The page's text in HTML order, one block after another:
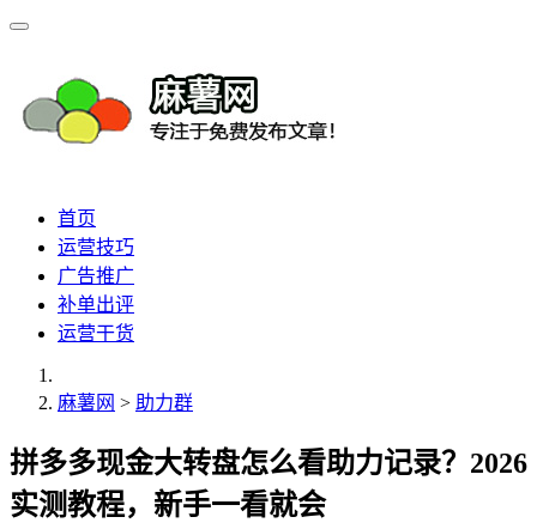
首页
运营技巧
广告推广
补单出评
运营干货
麻薯网 > 助力群
拼多多现金大转盘怎么看助力记录？2026
实测教程，新手一看就会